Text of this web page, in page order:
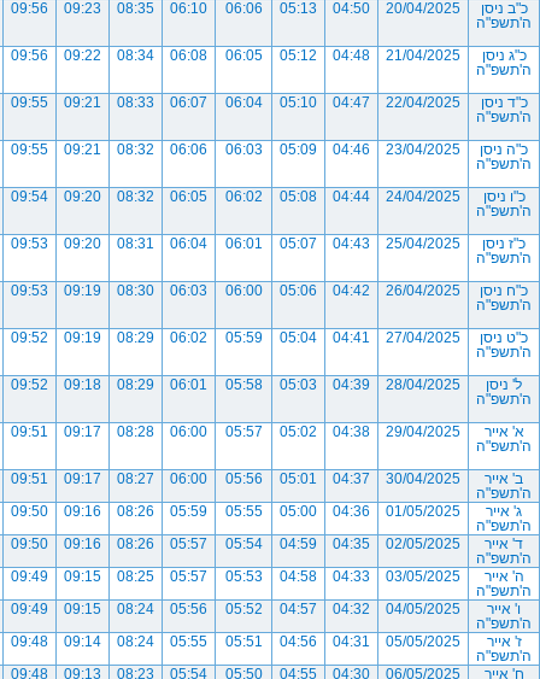
כ"ב ניסן
ה'תשפ"ה
20/04/2025
04:50
05:13
06:06
06:10
08:35
09:23
09:56
כ"ג ניסן
ה'תשפ"ה
21/04/2025
04:48
05:12
06:05
06:08
08:34
09:22
09:56
כ"ד ניסן
ה'תשפ"ה
22/04/2025
04:47
05:10
06:04
06:07
08:33
09:21
09:55
כ"ה ניסן
ה'תשפ"ה
23/04/2025
04:46
05:09
06:03
06:06
08:32
09:21
09:55
כ"ו ניסן
ה'תשפ"ה
24/04/2025
04:44
05:08
06:02
06:05
08:32
09:20
09:54
כ"ז ניסן
ה'תשפ"ה
25/04/2025
04:43
05:07
06:01
06:04
08:31
09:20
09:53
כ"ח ניסן
ה'תשפ"ה
26/04/2025
04:42
05:06
06:00
06:03
08:30
09:19
09:53
כ"ט ניסן
ה'תשפ"ה
27/04/2025
04:41
05:04
05:59
06:02
08:29
09:19
09:52
ל' ניסן
ה'תשפ"ה
28/04/2025
04:39
05:03
05:58
06:01
08:29
09:18
09:52
א' אייר
ה'תשפ"ה
29/04/2025
04:38
05:02
05:57
06:00
08:28
09:17
09:51
ב' אייר
ה'תשפ"ה
30/04/2025
04:37
05:01
05:56
06:00
08:27
09:17
09:51
ג' אייר
ה'תשפ"ה
01/05/2025
04:36
05:00
05:55
05:59
08:26
09:16
09:50
ד' אייר
ה'תשפ"ה
02/05/2025
04:35
04:59
05:54
05:57
08:26
09:16
09:50
ה' אייר
ה'תשפ"ה
03/05/2025
04:33
04:58
05:53
05:57
08:25
09:15
09:49
ו' אייר
ה'תשפ"ה
04/05/2025
04:32
04:57
05:52
05:56
08:24
09:15
09:49
ז' אייר
ה'תשפ"ה
05/05/2025
04:31
04:56
05:51
05:55
08:24
09:14
09:48
ח' אייר
06/05/2025
04:30
04:55
05:50
05:54
08:23
09:13
09:48